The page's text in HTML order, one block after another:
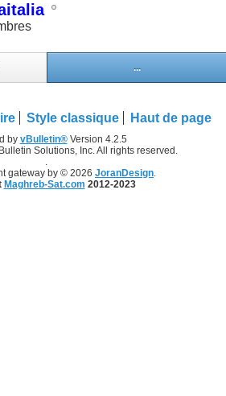
...
Style classique Haut de page
by vBulletin®Version 4.2.5
Solutions, Inc. All rights reserved.
gateway by © 2026 JoranDesign
Maghreb-Sat.com 2012-2023